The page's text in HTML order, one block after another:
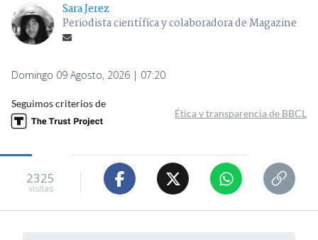
Sara Jerez
Periodista científica y colaboradora de Magazine
Domingo 09 Agosto, 2026 | 07:20
Seguimos criterios de
Ética y transparencia de BBCL
2325
visitas